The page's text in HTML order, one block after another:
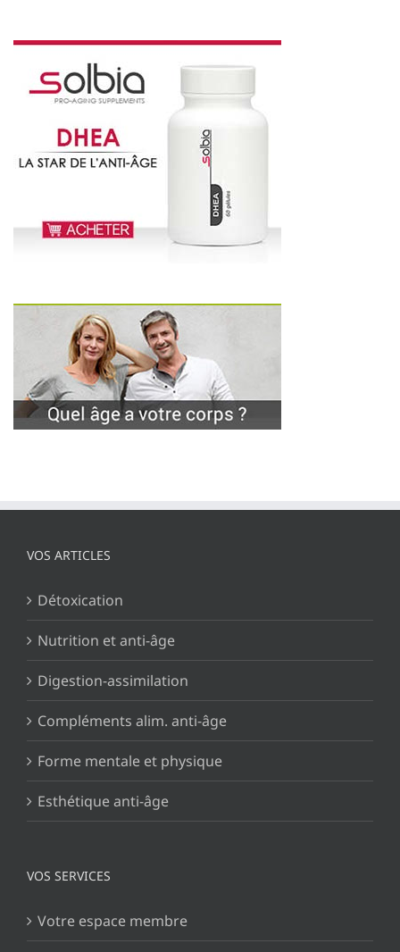
VOS ARTICLES
Détoxication
Nutrition et anti-âge
Digestion-assimilation
Compléments alim. anti-âge
Forme mentale et physique
Esthétique anti-âge
VOS SERVICES
Votre espace membre